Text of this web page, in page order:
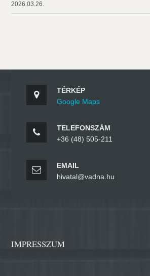
2026.03.26.
TÉRKÉP
Google Maps
TELEFONSZÁM
+36 (48) 505-211
EMAIL
hivatal@vadna.hu
IMPRESSZUM